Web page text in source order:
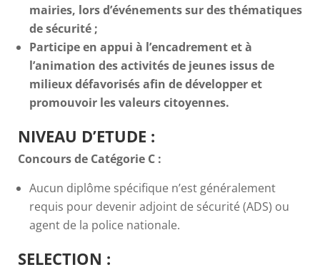
mairies, lors d’événements sur des thématiques
de sécurité ;
Participe en appui à l’encadrement et à
l’animation des activités de jeunes issus de
milieux défavorisés afin de développer et
promouvoir les valeurs citoyennes.
NIVEAU D’ETUDE :
Concours de Catégorie C :
Aucun diplôme spécifique n’est généralement
requis pour devenir adjoint de sécurité (ADS) ou
agent de la police nationale.
SELECTION :